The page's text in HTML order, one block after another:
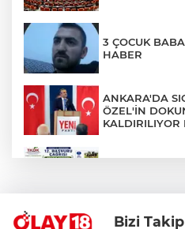
3 ÇOCUK
HABER
ANKARA'DA
ÖZEL'İN
KALDIRILIYOR
Bizi